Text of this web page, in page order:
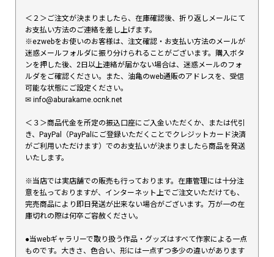
＜２＞ご注文が決まりましたら、在庫確認後、折り返しメールにて
お支払い方法のご連絡を差し上げます。
※ezwebをお使いのお客様は、注文確認・お支払い方法のメールが
迷惑メールフォルダに振り分けられることがございます。購入ボタ
ンを押した後、2日以上連絡が届かない場合は、迷惑メールのフォ
ルダをご確認ください。また、油亀のweb通販のアドレスを、受信
可能な状態にご設定ください。
✉︎ info@aburakame.ocnk.net
＜３＞商品代金を所定の振込口座にご入金いただくか、または代引
き、PayPal（PayPalにご登録いただくことでクレジットカード決済
がご利用いただけます）でのお支払いが決まりましたら商品を発送
いたします。
※当店では実店舗での販売も行っております。在庫管理には十分注
意を払っておりますが、インターネット上でご注文いただけても、
完売商品により即日発送が出来ない場合がございます。万が一の在
庫切れの際は何卒ご容赦ください。
●当webギャラリーで取り扱う作品・グッズはすべて作家による一点
ものです。大きさ、色合い、形には一点ずつ多少の違いがあります